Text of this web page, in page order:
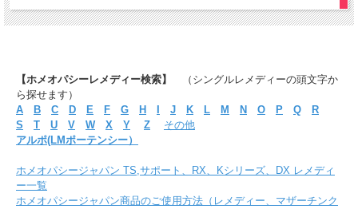
【ホメオパシーレメディー検索】
（シングルレメディーの頭文字か
ら探せます）
A
B C D E F G H J K L M N O P Q
R
S
T U V W X Y Z
その他
アルポ(LMポーテンシー）
ホメオパシージャパン TS,サポート、RX、Kシリーズ、DX レメディ
ー一覧
ホメオパシージャパン商品のご使用方法（レメディー、マザーチンク